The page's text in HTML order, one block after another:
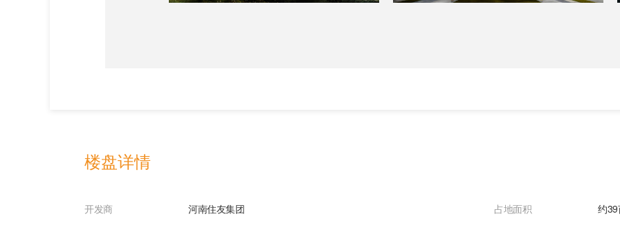
楼盘详情
开发商 河南住友集团 占地面积 约